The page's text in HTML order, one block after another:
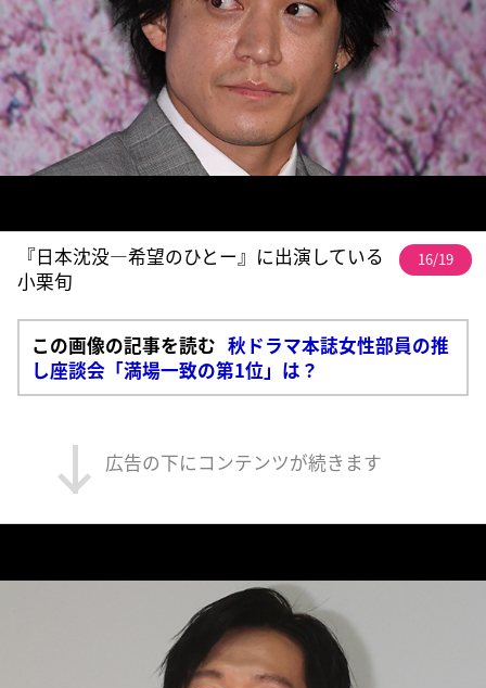
『日本沈没―希望のひとー』に出演している
小栗旬
16/19
この画像の記事を読む 秋ドラマ本誌女性部員の推
し座談会「満場一致の第1位」は？
広告の下にコンテンツが続きます